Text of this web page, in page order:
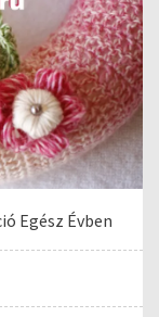
Egész Évben